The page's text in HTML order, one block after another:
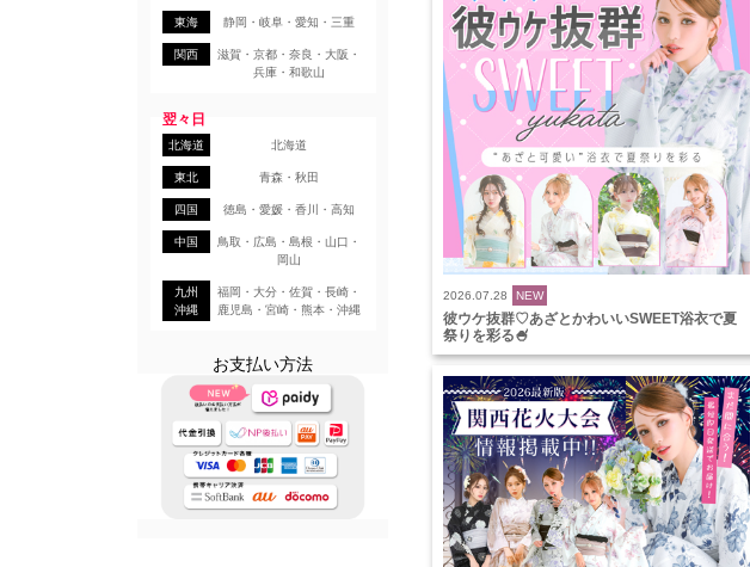
東海 静岡・岐阜・愛知・三重
関西
滋賀・京都・奈良・大阪・
兵庫・和歌山
翌々日
北海道 北海道
東北 青森・秋田
四国 徳島・愛媛・香川・高知
中国
鳥取・広島・島根・山口・
岡山
九州
沖縄
福岡・大分・佐賀・長崎・
鹿児島・宮崎・熊本・沖縄
お支払い方法
2026.07.28 NEW
彼ウケ抜群♡あざとかわいいSWEET浴衣で夏
祭りを彩る🍧